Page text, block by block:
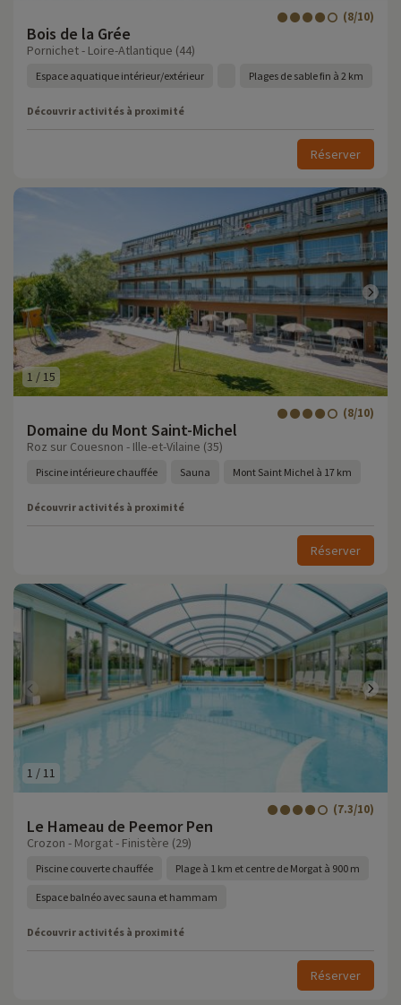
Bois de la Grée
(8/10)
Pornichet - Loire-Atlantique (44)
Espace aquatique intérieur/extérieur Plages de sable fin à 2 km
Découvrir activités à proximité
Réserver
1 / 15
Domaine du Mont Saint-Michel
(8/10)
Roz sur Couesnon - Ille-et-Vilaine (35)
Piscine intérieure chauffée Sauna Mont Saint Michel à 17 km
Découvrir activités à proximité
Réserver
1 / 11
Le Hameau de Peemor Pen
(7.3/10)
Crozon - Morgat - Finistère (29)
Piscine couverte chauffée Plage à 1 km et centre de Morgat à 900 m
Espace balnéo avec sauna et hammam
Découvrir activités à proximité
Réserver